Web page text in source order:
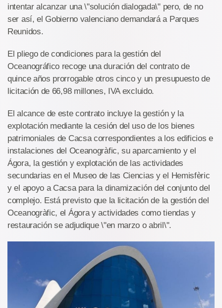
intentar alcanzar una \"solución dialogada\" pero, de no
ser así, el Gobierno valenciano demandará a Parques
Reunidos.
El pliego de condiciones para la gestión del
Oceanográfico recoge una duración del contrato de
quince años prorrogable otros cinco y un presupuesto de
licitación de 66,98 millones, IVA excluido.
El alcance de este contrato incluye la gestión y la
explotación mediante la cesión del uso de los bienes
patrimoniales de Cacsa correspondientes a los edificios e
instalaciones del Oceanogràfic, su aparcamiento y el
Ágora, la gestión y explotación de las actividades
secundarias en el Museo de las Ciencias y el Hemisfèric
y el apoyo a Cacsa para la dinamización del conjunto del
complejo. Está previsto que la licitación de la gestión del
Oceanogràfic, el Ágora y actividades como tiendas y
restauración se adjudique \"en marzo o abril\".